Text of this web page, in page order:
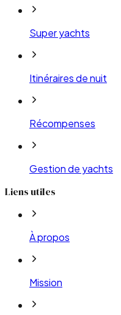
Super yachts
Itinéraires de nuit
Récompenses
Gestion de yachts
Liens utiles
À propos
Mission